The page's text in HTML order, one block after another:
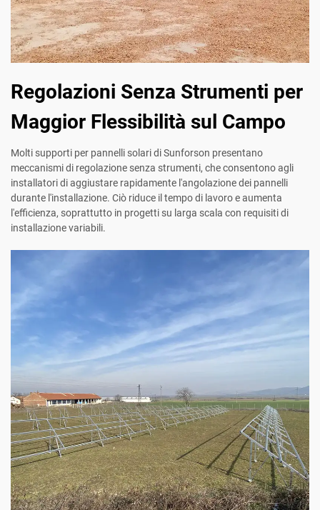
Regolazioni Senza Strumenti per
Maggior Flessibilità sul Campo
Molti supporti per pannelli solari di Sunforson presentano
meccanismi di regolazione senza strumenti, che consentono agli
installatori di aggiustare rapidamente l'angolazione dei pannelli
durante l'installazione. Ciò riduce il tempo di lavoro e aumenta
l'efficienza, soprattutto in progetti su larga scala con requisiti di
installazione variabili.